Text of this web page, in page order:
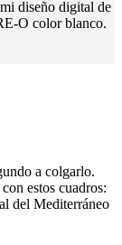
a colgarlo.
estos cuadros:
del Mediterráneo